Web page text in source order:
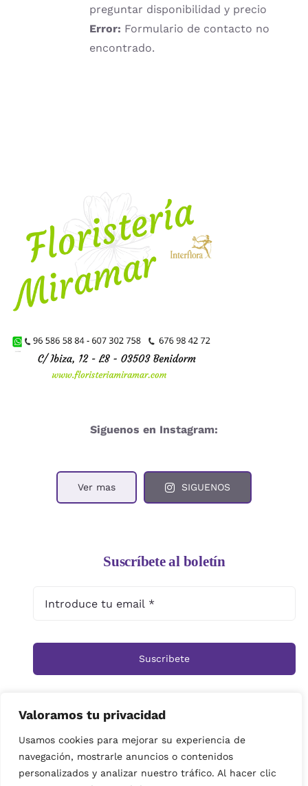
Valoramos tu privacidad
Usamos cookies para mejorar su experiencia de
navegación, mostrarle anuncios o contenidos
personalizados y analizar nuestro tráfico. Al hacer clic
preguntar disponibilidad y precio
Error: Formulario de contacto no
encontrado.
Siguenos en Instagram:
Ver mas SIGUENOS
Suscríbete al boletín
Suscribete
Inicio Tienda Ramos Rosas
Centros
Cestas
Arreglos Funerarios
Contacto
Política de privacidad